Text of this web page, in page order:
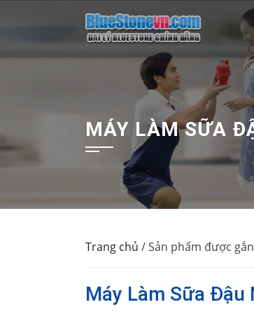
MÁY LÀM SỮA
Trang chủ / Sản phẩm được
Máy Làm Sữa Đậu